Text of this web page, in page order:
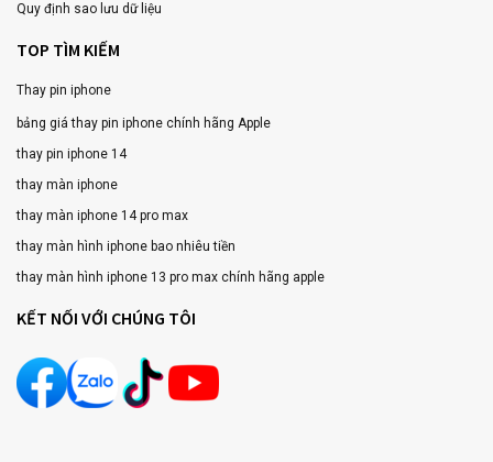
Quy định sao lưu dữ liệu
TOP TÌM KIẾM
Thay pin iphone
bảng giá thay pin iphone chính hãng Apple
thay pin iphone 14
thay màn iphone
thay màn iphone 14 pro max
thay màn hình iphone bao nhiêu tiền
thay màn hình iphone 13 pro max chính hãng apple
KẾT NỐI VỚI CHÚNG TÔI